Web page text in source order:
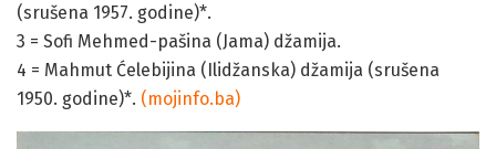
(srušena 1957. godine)*.
3 = Sofi Mehmed-pašina (Jama) džamija.
4 = Mahmut Ćelebijina (Ilidžanska) džamija (srušena
1950. godine)*. (mojinfo.ba)